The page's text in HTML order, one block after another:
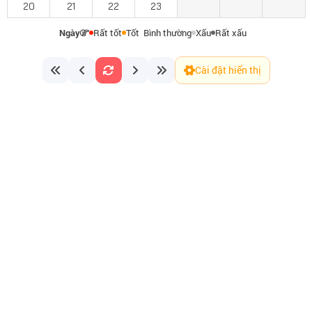
20 21 22 23
Ngày Rất tốt Tốt Bình thường Xấu Rất xấu
Cài đặt hiển thị